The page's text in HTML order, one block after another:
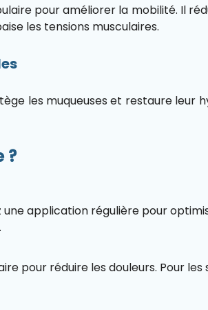
pour améliorer la mobilité. Il
les tensions musculaires.
les muqueuses et restaure leur
?
application régulière pour
pour réduire les douleurs. Pour les